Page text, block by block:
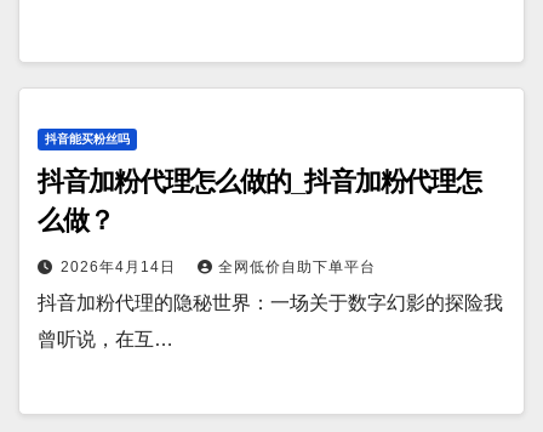
抖音能买粉丝吗
抖音加粉代理怎么做的_抖音加粉代理怎
么做？
2026年4月14日 全网低价自助下单平台
抖音加粉代理的隐秘世界：一场关于数字幻影的探险我
曾听说，在互…